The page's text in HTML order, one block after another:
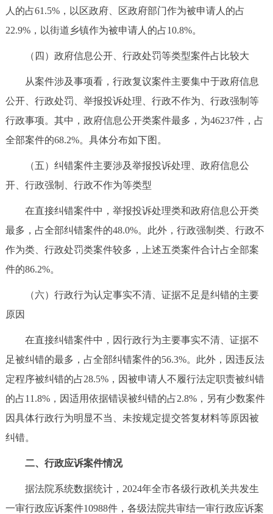
人的占61.5%，以区政府、区政府部门作为被申请人的占
22.9%，以街道乡镇作为被申请人的占10.8%。
（四）政府信息公开、行政处罚等类型案件占比较大
从案件涉及事项看，行政复议案件主要集中于政府信息
公开、行政处罚、举报投诉处理、行政不作为、行政强制等
行政事项。其中，政府信息公开类案件最多，为46237件，占
全部案件的68.2%。具体分布如下图。
（五）纠错案件主要涉及举报投诉处理、政府信息公
开、行政强制、行政不作为等类型
在直接纠错案件中，举报投诉处理类和政府信息公开类
最多，占全部纠错案件的48.0%。此外，行政强制类、行政不
作为类、行政处罚类案件较多，上述五类案件合计占全部案
件的86.2%。
（六）行政行为认定事实不清、证据不足是纠错的主要
原因
在直接纠错案件中，因行政行为主要事实不清、证据不
足被纠错的最多，占全部纠错案件的56.3%。此外，因违反法
定程序被纠错的占28.5%，因被申请人不履行法定职责被纠错
的占11.8%，因适用依据错误被纠错的占2.8%，另有少数案件
因具体行政行为明显不当、未按规定提交答复材料等原因被
纠错。
二、行政应诉案件情况
据法院系统数据统计，2024年全市各级行政机关共发生
一审行政应诉案件10988件，各级法院共审结一审行政应诉案